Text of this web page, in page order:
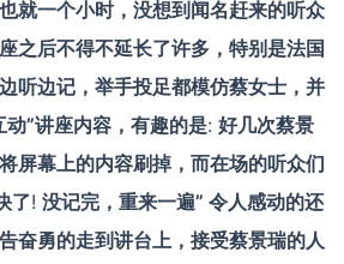
就一个小时，没想到闻名赶来的听众
之后不得不延长了许多，特别是法国
听边记，举手投足都模仿蔡女士，并
”讲座内容，有趣的是: 好几次蔡景
屏幕上的内容刷掉，而在场的听众们
了! 没记完，重来一遍” 令人感动的还
奋勇的走到讲台上，接受蔡景瑞的人